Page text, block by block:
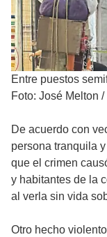
Entre puestos
Foto: José Melton
De acuerdo con
persona tranquila
que el crimen
y habitantes de la
al verla sin vida
Otro hecho